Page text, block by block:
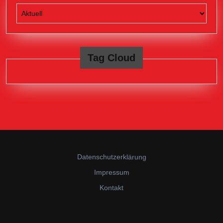
Tag Cloud
Datenschutzerklärung
Impressum
Kontakt